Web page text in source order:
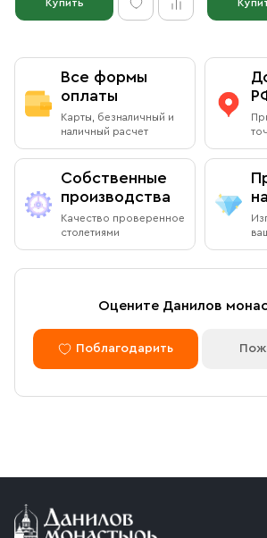
Купить
Все формы
оплаты
Карты, безналичный и
наличный расчет
Собственные
производства
Качество проверенное
столетиями
Оцените Данилов
Поблагодарить